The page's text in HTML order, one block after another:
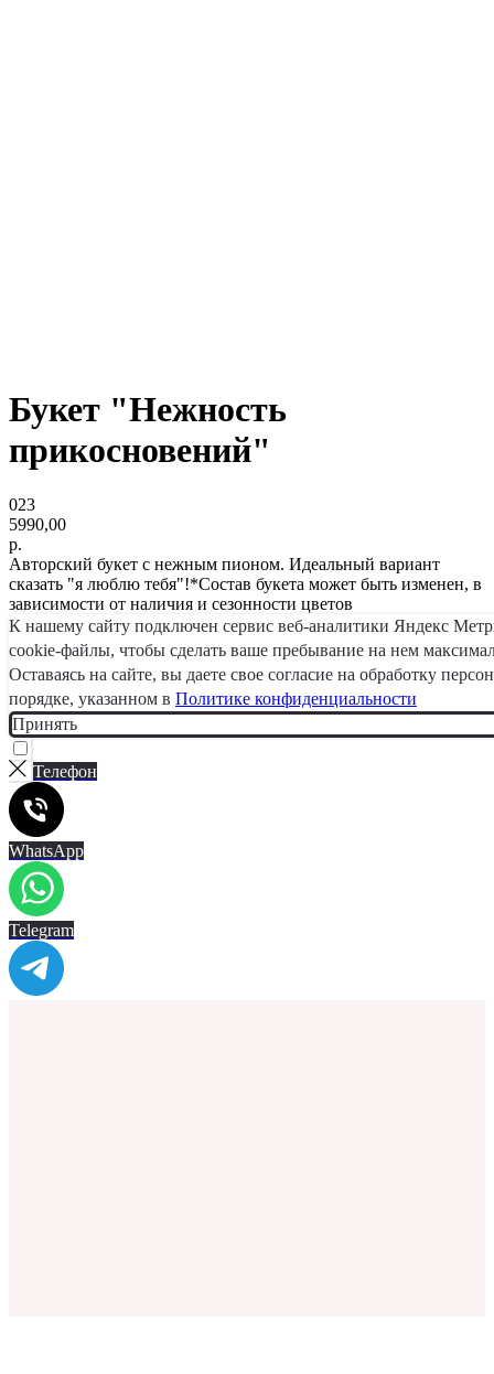
Букет "Нежность
прикосновений"
023
5990,00
р.
Авторский букет с нежным пионом. Идеальный вариант
сказать "я люблю тебя"!*Состав букета может быть изменен, в
зависимости от наличия и сезонности цветов
К нашему сайту подключен сервис веб-аналитики Яндекс
cookie-файлы, чтобы сделать ваше пребывание на нем
Оставаясь на сайте, вы даете свое согласие на обработку
порядке, указанном в Политике конфиденциальности
Принять
Телефон
WhatsApp
Telegram